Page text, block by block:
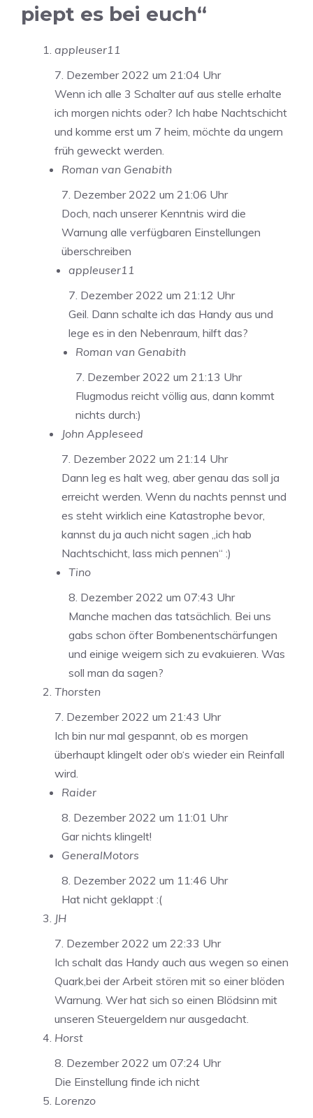
piept es bei euch“
appleuser11
7. Dezember 2022 um 21:04 Uhr
Wenn ich alle 3 Schalter auf aus stelle erhalte
ich morgen nichts oder? Ich habe Nachtschicht
und komme erst um 7 heim, möchte da ungern
früh geweckt werden.
Roman van Genabith
7. Dezember 2022 um 21:06 Uhr
Doch, nach unserer Kenntnis wird die
Warnung alle verfügbaren Einstellungen
überschreiben
appleuser11
7. Dezember 2022 um 21:12 Uhr
Geil. Dann schalte ich das Handy aus und
lege es in den Nebenraum, hilft das?
Roman van Genabith
7. Dezember 2022 um 21:13 Uhr
Flugmodus reicht völlig aus, dann kommt
nichts durch:)
John Appleseed
7. Dezember 2022 um 21:14 Uhr
Dann leg es halt weg, aber genau das soll ja
erreicht werden. Wenn du nachts pennst und
es steht wirklich eine Katastrophe bevor,
kannst du ja auch nicht sagen „ich hab
Nachtschicht, lass mich pennen“ :)
Tino
8. Dezember 2022 um 07:43 Uhr
Manche machen das tatsächlich. Bei uns
gabs schon öfter Bombenentschärfungen
und einige weigern sich zu evakuieren. Was
soll man da sagen?
Thorsten
7. Dezember 2022 um 21:43 Uhr
Ich bin nur mal gespannt, ob es morgen
überhaupt klingelt oder ob‘s wieder ein Reinfall
wird.
Raider
8. Dezember 2022 um 11:01 Uhr
Gar nichts klingelt!
GeneralMotors
8. Dezember 2022 um 11:46 Uhr
Hat nicht geklappt :(
JH
7. Dezember 2022 um 22:33 Uhr
Ich schalt das Handy auch aus wegen so einen
Quark,bei der Arbeit stören mit so einer blöden
Warnung. Wer hat sich so einen Blödsinn mit
unseren Steuergeldern nur ausgedacht.
Horst
8. Dezember 2022 um 07:24 Uhr
Die Einstellung finde ich nicht
Lorenzo